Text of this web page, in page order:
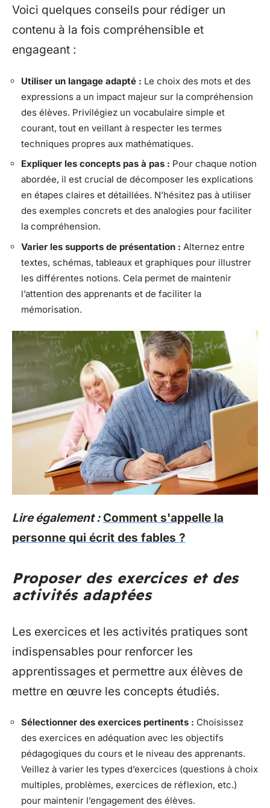
Voici quelques conseils pour rédiger un
contenu à la fois compréhensible et
engageant :
Utiliser un langage adapté : Le choix des mots et des
expressions a un impact majeur sur la compréhension
des élèves. Privilégiez un vocabulaire simple et
courant, tout en veillant à respecter les termes
techniques propres aux mathématiques.
Expliquer les concepts pas à pas : Pour chaque notion
abordée, il est crucial de décomposer les explications
en étapes claires et détaillées. N’hésitez pas à utiliser
des exemples concrets et des analogies pour faciliter
la compréhension.
Varier les supports de présentation : Alternez entre
textes, schémas, tableaux et graphiques pour illustrer
les différentes notions. Cela permet de maintenir
l’attention des apprenants et de faciliter la
mémorisation.
Lire également : Comment s'appelle la
personne qui écrit des fables ?
Proposer des exercices et des
activités adaptées
Les exercices et les activités pratiques sont
indispensables pour renforcer les
apprentissages et permettre aux élèves de
mettre en œuvre les concepts étudiés.
Sélectionner des exercices pertinents : Choisissez
des exercices en adéquation avec les objectifs
pédagogiques du cours et le niveau des apprenants.
Veillez à varier les types d’exercices (questions à choix
multiples, problèmes, exercices de réflexion, etc.)
pour maintenir l’engagement des élèves.